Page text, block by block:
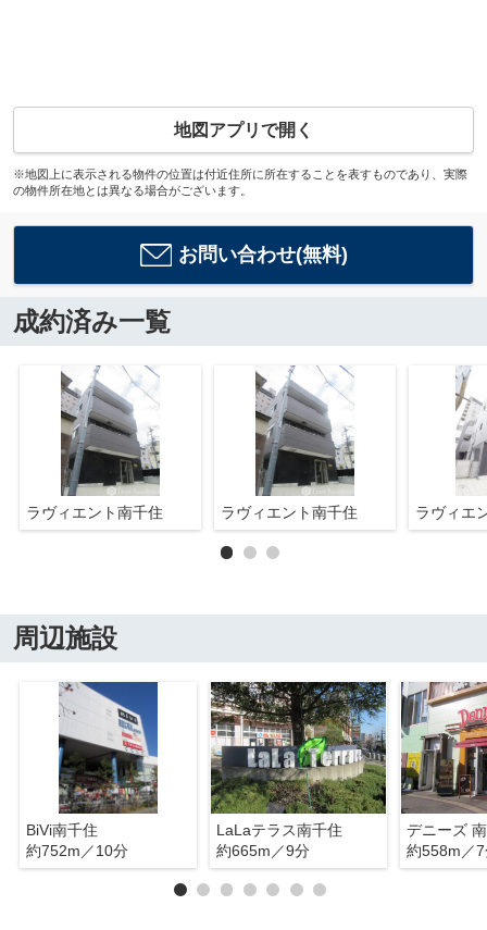
地図アプリで開く
※地図上に表示される物件の位置は付近住所に所在することを表すものであり、実際
の物件所在地とは異なる場合がございます。
お問い合わせ(無料)
成約済み一覧
ラヴィエント南千住 ラヴィエント南千住 ラヴィエ
周辺施設
BiVi南千住
約752m／10分
LaLaテラス南千住
約665m／9分
デニーズ
約558m／